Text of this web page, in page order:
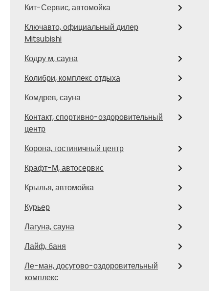
Кит-Сервис, автомойка
Ключавто, официальный дилер
Mitsubishi
Кодру м, сауна
Колибри, комплекс отдыха
Комдрев, сауна
Контакт, спортивно-оздоровительный
центр
Корона, гостиничный центр
Крафт-М, автосервис
Крылья, автомойка
Курьер
Лагуна, сауна
Лайф, баня
Ле-ман, досугово-оздоровительный
комплекс